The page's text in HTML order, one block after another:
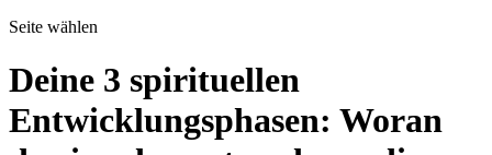
Seite wählen
Deine 3 spirituellen
Entwicklungsphasen: Woran